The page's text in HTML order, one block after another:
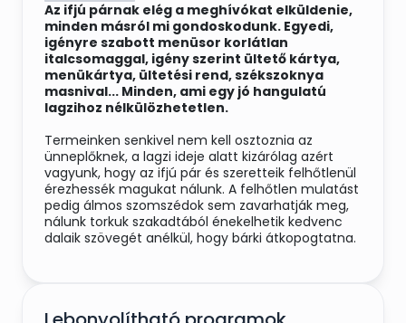
Az ifjú párnak elég a meghívókat elküldenie,
minden másról mi gondoskodunk. Egyedi,
igényre szabott menüsor korlátlan
italcsomaggal, igény szerint ültető kártya,
menükártya, ültetési rend, székszoknya
masnival... Minden, ami egy jó hangulatú
lagzihoz nélkülözhetetlen.
Termeinken senkivel nem kell osztoznia az
ünneplőknek, a lagzi ideje alatt kizárólag azért
vagyunk, hogy az ifjú pár és szeretteik felhőtlenül
érezhessék magukat nálunk. A felhőtlen mulatást
pedig álmos szomszédok sem zavarhatják meg,
nálunk torkuk szakadtából énekelhetik kedvenc
dalaik szövegét anélkül, hogy bárki átkopogtatna.